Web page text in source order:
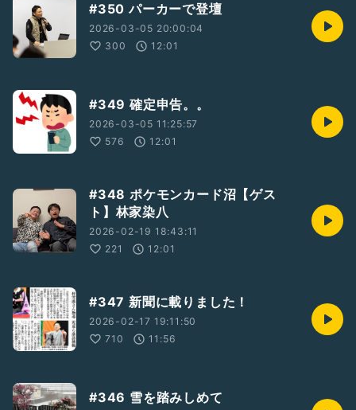
#350 パーカーで登壇
2026-03-05 20:00:04
300
12:01
#349 確定申告。。
2026-03-05 11:25:57
576
12:01
#348 ポケモンカード沼【ゲス
ト】林家染八
2026-02-19 18:43:11
221
12:01
#347 新聞に載りました！
2026-02-17 19:11:50
710
11:56
#346 雪を踏みしめて